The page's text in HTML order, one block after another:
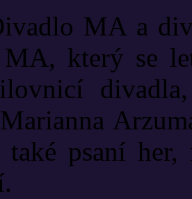
MA a
který se
také psaní